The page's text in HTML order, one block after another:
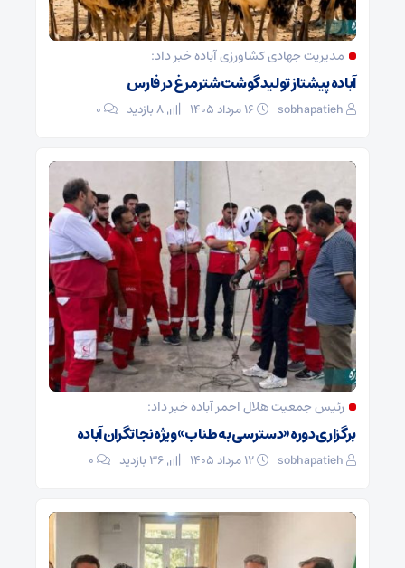
مدیریت جهادی کشاورزی آباده خبر داد:
آباده پیشتاز تولید گوشت شترمرغ در فارس
sobhapatieh ۰
رئیس جمعیت هلال احمر آباده خبر داد:
برگزاری دوره «دسترسی به طناب» ویژه نجاتگران آباده
sobhapatieh ۰